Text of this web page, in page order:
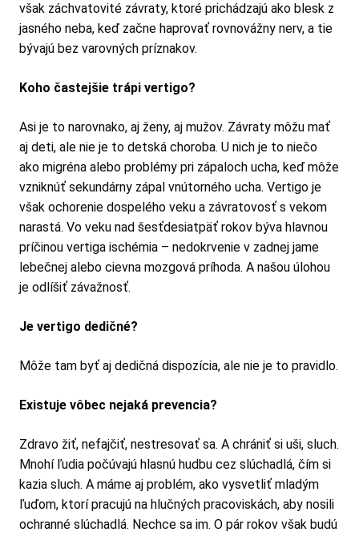
však záchvatovité závraty, ktoré prichádzajú ako blesk z
jasného neba, keď začne haprovať rovnovážny nerv, a tie
bývajú bez varovných príznakov.
Koho častejšie trápi vertigo?
Asi je to narovnako, aj ženy, aj mužov. Závraty môžu mať
aj deti, ale nie je to detská choroba. U nich je to niečo
ako migréna alebo problémy pri zápaloch ucha, keď môže
vzniknúť sekundárny zápal vnútorného ucha. Vertigo je
však ochorenie dospelého veku a závratovosť s vekom
narastá. Vo veku nad šesťdesiatpäť rokov býva hlavnou
príčinou vertiga ischémia – nedokrvenie v zadnej jame
lebečnej alebo cievna mozgová príhoda. A našou úlohou
je odlíšiť závažnosť.
Je vertigo dedičné?
Môže tam byť aj dedičná dispozícia, ale nie je to pravidlo.
Existuje vôbec nejaká prevencia?
Zdravo žiť, nefajčiť, nestresovať sa. A chrániť si uši, sluch.
Mnohí ľudia počúvajú hlasnú hudbu cez slúchadlá, čím si
kazia sluch. A máme aj problém, ako vysvetliť mladým
ľuďom, ktorí pracujú na hlučných pracoviskách, aby nosili
ochranné slúchadlá. Nechce sa im. O pár rokov však budú